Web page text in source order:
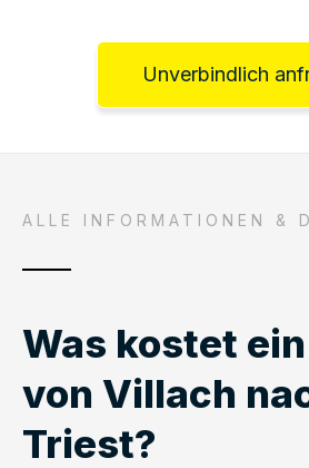
Unverbindlich
ALLE INFORMATIONEN &
Was kostet
von Villach
Triest?